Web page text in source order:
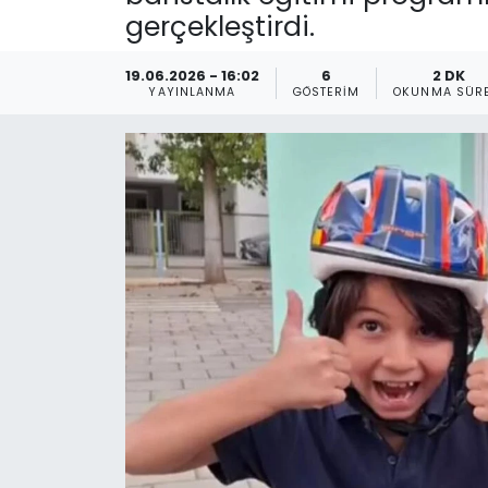
gerçekleştirdi.
19.06.2026 - 16:02
YAYINLANMA
6
GÖSTERIM
2 DK
OKUNMA
Gündem
KKTC YEREL SEÇİM 2018
Kültür Sanat
Magazin
Nöbetçi Eczaneler
Otomobil Dünyası